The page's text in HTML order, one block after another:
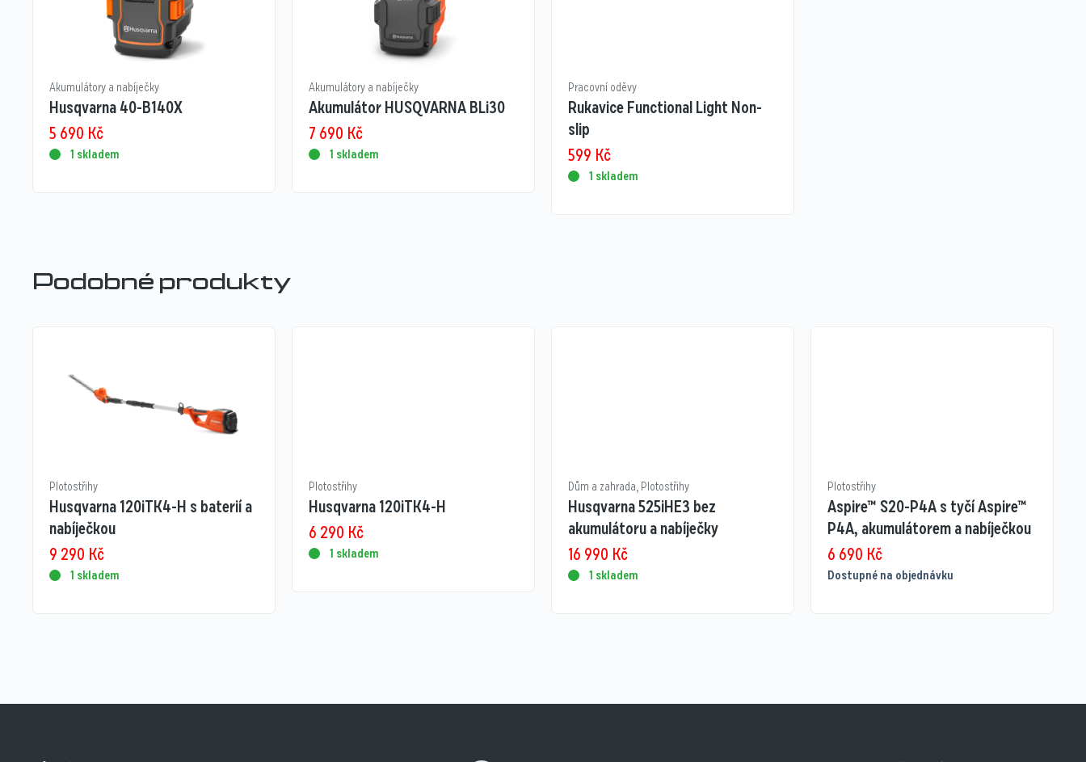
Akumulátory a nabíječky
Husqvarna 40-B140X
5 690 Kč
1 skladem
Akumulátory a nabíječky
Akumulátor HUSQVARNA BLi30
7 690 Kč
1 skladem
Pracovní oděvy
Rukavice Functional Light Non-
slip
599 Kč
1 skladem
Podobné produkty
Plotostřihy
Husqvarna 120iTK4-H s baterií a
nabíječkou
9 290 Kč
1 skladem
Plotostřihy
Husqvarna 120iTK4-H
6 290 Kč
1 skladem
Dům a zahrada, Plotostřihy
Husqvarna 525iHE3 bez
akumulátoru a nabíječky
16 990 Kč
1 skladem
Plotostřihy
Aspire™ S20-P4A s tyčí Aspire™
P4A, akumulátorem a nabíječkou
6 690 Kč
Dostupné na objednávku